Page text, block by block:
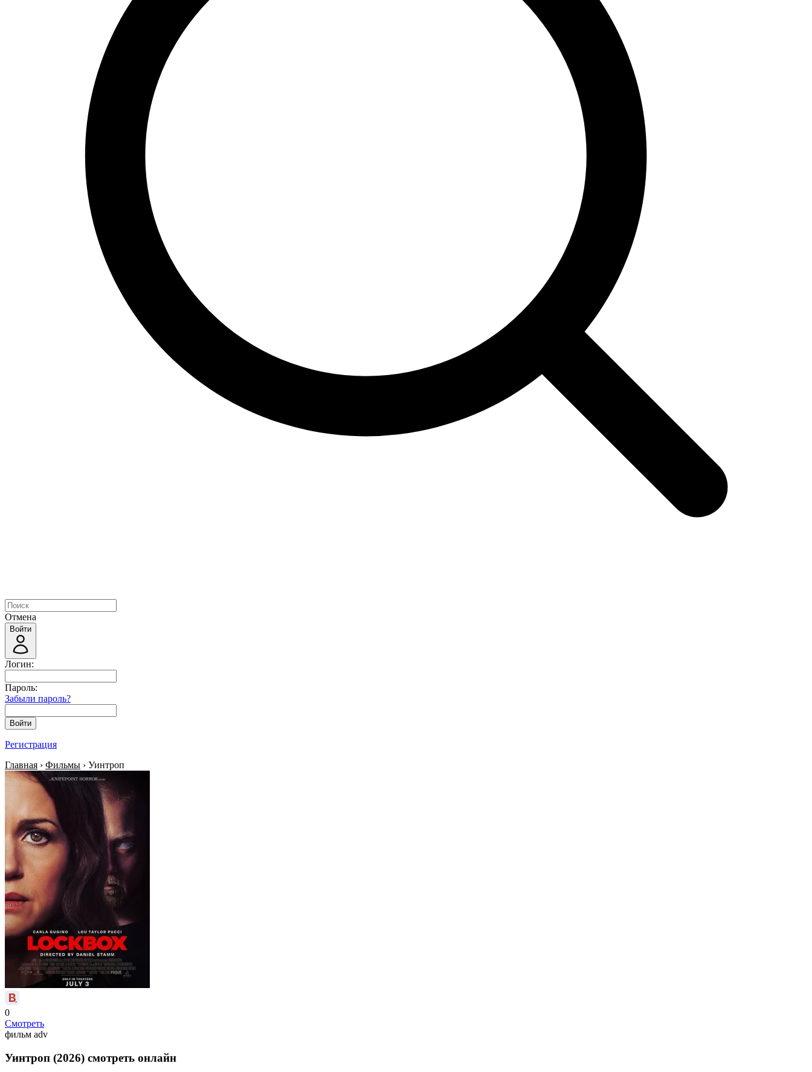
Отмена
Войти
Логин:
Пароль:
Забыли пароль?
Войти
Регистрация
Главная › Фильмы › Уинтроп
0
Смотреть
фильм adv
Уинтроп (2026) смотреть онлайн